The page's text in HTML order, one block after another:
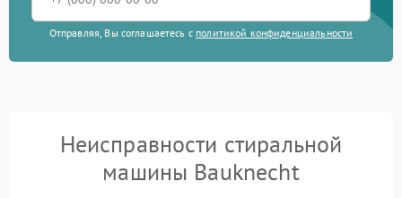
Отправляя, Вы соглашаетесь с политикой конфиденциальности
Неисправности стиральной
машины Bauknecht